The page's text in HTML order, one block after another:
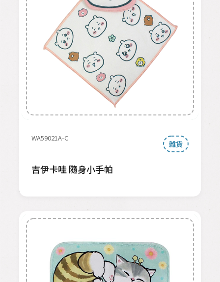
WA59021A-C
雜貨
吉伊卡哇 隨身小手帕